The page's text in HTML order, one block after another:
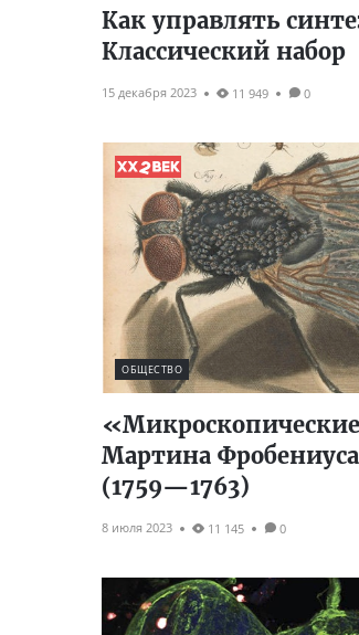
Как управлять
Классический набор
15 декабря 2023 11 949 0
ОБЩЕСТВО
Мартина
(1759—1763)
8 июля 2023 11 145 0